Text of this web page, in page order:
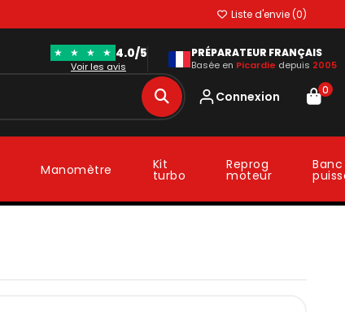
Liste d'envie (0)
★ ★ ★ ★ 4.0/5
Voir les avis
PRÉPARATEUR FRANÇAIS
Basée en Picardie depuis 2005
Connexion 0
Manomètre Kit
turbo
Reprog
moteur